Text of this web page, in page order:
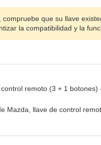
compruebe que su llave
la compatibilidad y la
remoto (3 + 1
Mazda, llave de control